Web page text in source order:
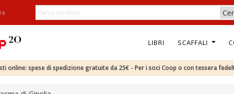
LIBRI SCAFFALI
online: spese di spedizione gratuite da 25€ - Per i soci Coop o con tessera